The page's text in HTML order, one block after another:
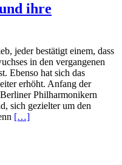
ihre
jeder bestätigt einem, dass
in den vergangenen
Ebenso hat sich das
erhöht. Anfang der
Philharmonikern
sich gezielter um den
Read
[…]